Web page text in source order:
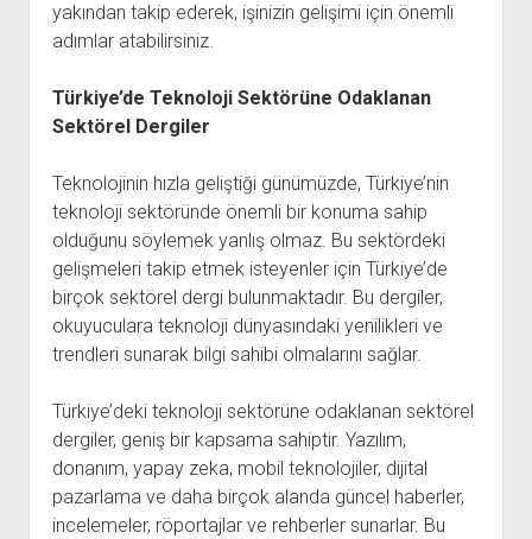
yakından takip ederek, işinizin gelişimi için önemli
adımlar atabilirsiniz.
Türkiye’de Teknoloji Sektörüne Odaklanan
Sektörel Dergiler
Teknolojinin hızla geliştiği günümüzde, Türkiye’nin
teknoloji sektöründe önemli bir konuma sahip
olduğunu söylemek yanlış olmaz. Bu sektördeki
gelişmeleri takip etmek isteyenler için Türkiye’de
birçok sektörel dergi bulunmaktadır. Bu dergiler,
okuyuculara teknoloji dünyasındaki yenilikleri ve
trendleri sunarak bilgi sahibi olmalarını sağlar.
Türkiye’deki teknoloji sektörüne odaklanan sektörel
dergiler, geniş bir kapsama sahiptir. Yazılım,
donanım, yapay zeka, mobil teknolojiler, dijital
pazarlama ve daha birçok alanda güncel haberler,
incelemeler, röportajlar ve rehberler sunarlar. Bu